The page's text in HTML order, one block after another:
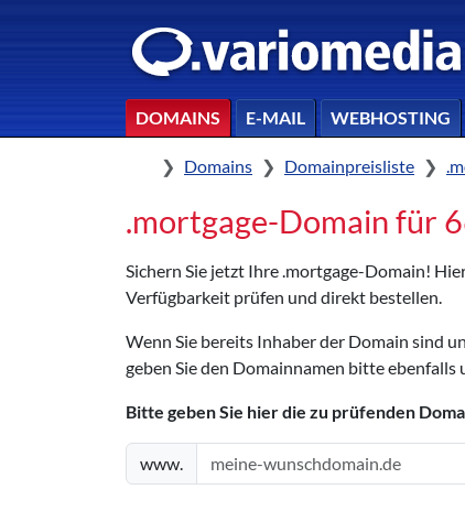
DOMAINS E-MAIL WEBHOSTING
HomeDomains Domainpreisliste
.mortgage-Domain für
Sichern Sie jetzt Ihre .mortgage-Domain!
Verfügbarkeit prüfen und direkt bestellen.
Wenn Sie bereits Inhaber der Domain sind
geben Sie den Domainnamen bitte ebenfalls
Bitte geben Sie hier die zu prüfenden
www.